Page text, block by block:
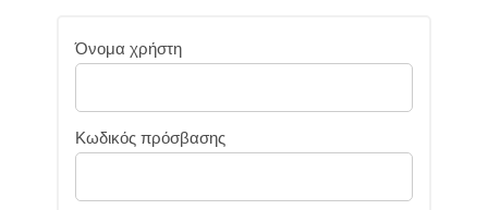
Όνομα χρήστη
Κωδικός πρόσβασης